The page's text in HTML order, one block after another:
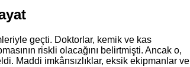
geçti. Doktorlar, kemik ve kas
riskli olacağını belirtmişti. Ancak o,
Maddi imkânsızlıklar, eksik ekipmanlar ve